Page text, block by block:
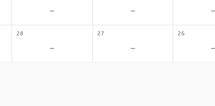
-
-
-
26
-
27
-
28
-